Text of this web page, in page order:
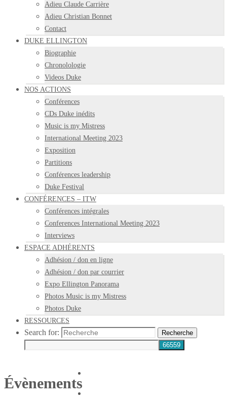
Adieu Claude Carrière
Adieu Christian Bonnet
Contact
DUKE ELLINGTON
Biographie
Chronolologie
Videos Duke
NOS ACTIONS
Conférences
CDs Duke inédits
Music is my Mistress
International Meeting 2023
Exposition
Partitions
Conférences leadership
Duke Festival
CONFÉRENCES – ITW
Conférences intégrales
Conferences International Meeting 2023
Interviews
ESPACE ADHÉRENTS
Adhésion / don en ligne
Adhésion / don par courrier
Expo Ellington Panorama
Photos Music is my Mistress
Photos Duke
RESSOURCES
Search for: Recherche
Évènements